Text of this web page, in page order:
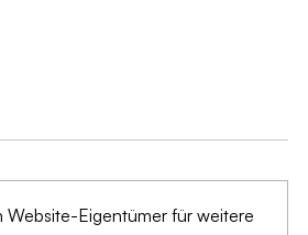
Eigentümer für weitere